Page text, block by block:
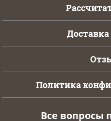
Политика
Все вопросы